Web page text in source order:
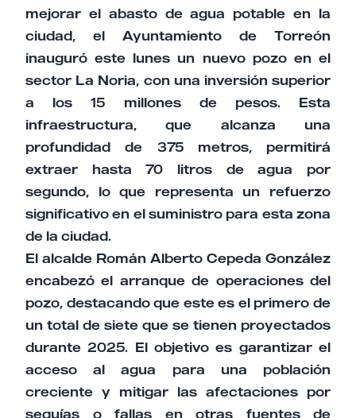
mejorar el abasto de agua potable en la
ciudad, el Ayuntamiento de Torreón
inauguró este lunes un nuevo pozo en el
sector La Noria, con una inversión superior
a los 15 millones de pesos. Esta
infraestructura, que alcanza una
profundidad de 375 metros, permitirá
extraer hasta 70 litros de agua por
segundo, lo que representa un refuerzo
significativo en el suministro para esta zona
de la ciudad.
El alcalde Román Alberto Cepeda González
encabezó el arranque de operaciones del
pozo, destacando que este es el primero de
un total de siete que se tienen proyectados
durante 2025. El objetivo es garantizar el
acceso al agua para una población
creciente y mitigar las afectaciones por
sequías o fallas en otras fuentes de